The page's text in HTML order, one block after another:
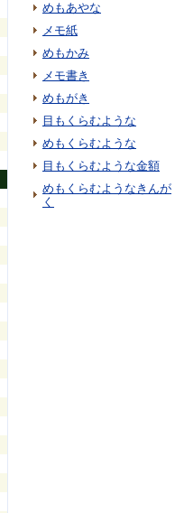
めもあやな
メモ紙
めもかみ
メモ書き
めもがき
目もくらむような
めもくらむような
目もくらむような金額
めもくらむようなきんが
く